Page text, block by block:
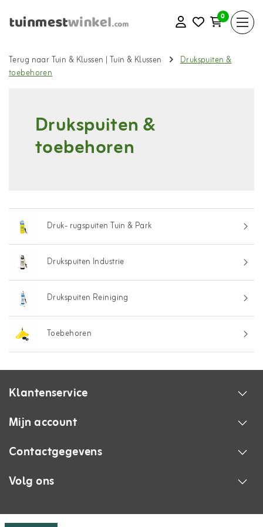
0
Terug naar Tuin & Klussen | Tuin & Klussen
Drukspuiten &
toebehoren
Drukspuiten &
toebehoren
Druk- rugspuiten Tuin & Park
Drukspuiten Industrie
Drukspuiten Reiniging
Toebehoren
Klantenservice
Mijn account
Contactgegevens
Volg ons